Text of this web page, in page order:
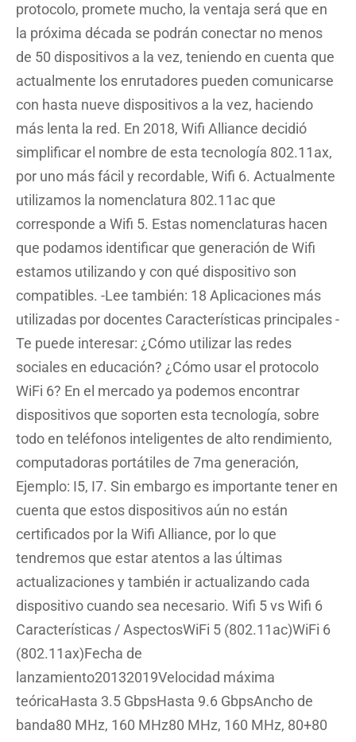
protocolo, promete mucho, la ventaja será que en
la próxima década se podrán conectar no menos
de 50 dispositivos a la vez, teniendo en cuenta que
actualmente los enrutadores pueden comunicarse
con hasta nueve dispositivos a la vez, haciendo
más lenta la red. En 2018, Wifi Alliance decidió
simplificar el nombre de esta tecnología 802.11ax,
por uno más fácil y recordable, Wifi 6. Actualmente
utilizamos la nomenclatura 802.11ac que
corresponde a Wifi 5. Estas nomenclaturas hacen
que podamos identificar que generación de Wifi
estamos utilizando y con qué dispositivo son
compatibles. -Lee también: 18 Aplicaciones más
utilizadas por docentes Características principales -
Te puede interesar: ¿Cómo utilizar las redes
sociales en educación? ¿Cómo usar el protocolo
WiFi 6? En el mercado ya podemos encontrar
dispositivos que soporten esta tecnología, sobre
todo en teléfonos inteligentes de alto rendimiento,
computadoras portátiles de 7ma generación,
Ejemplo: I5, I7. Sin embargo es importante tener en
cuenta que estos dispositivos aún no están
certificados por la Wifi Alliance, por lo que
tendremos que estar atentos a las últimas
actualizaciones y también ir actualizando cada
dispositivo cuando sea necesario. Wifi 5 vs Wifi 6
Características / AspectosWiFi 5 (802.11ac)WiFi 6
(802.11ax)Fecha de
lanzamiento20132019Velocidad máxima
teóricaHasta 3.5 GbpsHasta 9.6 GbpsAncho de
banda80 MHz, 160 MHz80 MHz, 160 MHz, 80+80